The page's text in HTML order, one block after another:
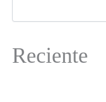
Reciente